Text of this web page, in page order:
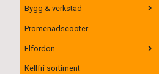
Bygg & verkstad
Promenadscooter
Elfordon
Kellfri sortiment